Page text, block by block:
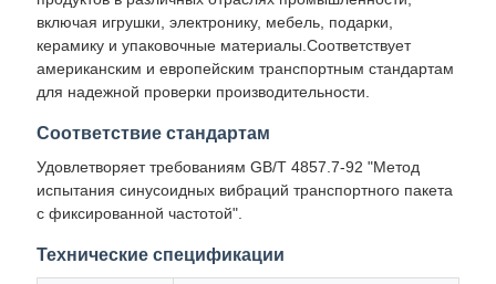
включая игрушки, электронику, мебель, подарки,
керамику и упаковочные материалы.Соответствует
американским и европейским транспортным стандартам
для надежной проверки производительности.
Соответствие стандартам
Удовлетворяет требованиям GB/T 4857.7-92 "Метод
испытания синусоидных вибраций транспортного пакета
с фиксированной частотой".
Технические спецификации